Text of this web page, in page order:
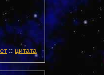
:: цитата